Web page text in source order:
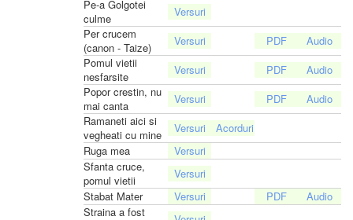
Pe-a Golgotei
culme
Per crucem
(canon - Taize)
Pomul vietii
nesfarsite
Popor crestin, nu
mai canta
Ramaneti aici si
vegheati cu mine
Ruga mea
Sfanta cruce,
pomul vietii
Stabat Mater
Straina a fost